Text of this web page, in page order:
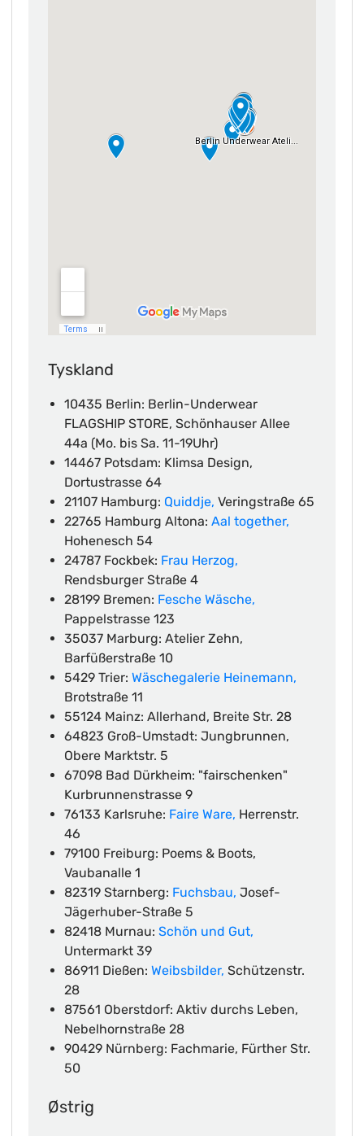
Tyskland
10435 Berlin: Berlin-Underwear
FLAGSHIP STORE, Schönhauser Allee
44a (Mo. bis Sa. 11-19Uhr)
14467 Potsdam: Klimsa Design,
Dortustrasse 64
21107 Hamburg: Quiddje, Veringstraße 65
22765 Hamburg Altona: Aal together,
Hohenesch 54
24787 Fockbek: Frau Herzog,
Rendsburger Straße 4
28199 Bremen: Fesche Wäsche,
Pappelstrasse 123
35037 Marburg: Atelier Zehn,
Barfüßerstraße 10
5429 Trier: Wäschegalerie Heinemann,
Brotstraße 11
55124 Mainz: Allerhand, Breite Str. 28
64823 Groß-Umstadt: Jungbrunnen,
Obere Marktstr. 5
67098 Bad Dürkheim: "fairschenken"
Kurbrunnenstrasse 9
76133 Karlsruhe: Faire Ware, Herrenstr.
46
79100 Freiburg: Poems & Boots,
Vaubanalle 1
82319 Starnberg: Fuchsbau, Josef-
Jägerhuber-Straße 5
82418 Murnau: Schön und Gut,
Untermarkt 39
86911 Dießen: Weibsbilder, Schützenstr.
28
87561 Oberstdorf: Aktiv durchs Leben,
Nebelhornstraße 28
90429 Nürnberg: Fachmarie, Fürther Str.
50
Østrig